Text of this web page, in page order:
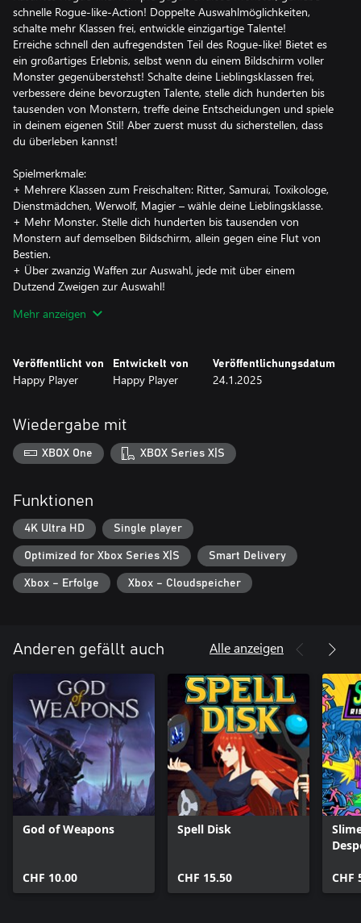
schnelle Rogue-like-Action! Doppelte Auswahlmöglichkeiten,
schalte mehr Klassen frei, entwickle einzigartige Talente!
Erreiche schnell den aufregendsten Teil des Rogue-like! Bietet es
ein großartiges Erlebnis, selbst wenn du einem Bildschirm voller
Monster gegenüberstehst! Schalte deine Lieblingsklassen frei,
verbessere deine bevorzugten Talente, stelle dich hunderten bis
tausenden von Monstern, treffe deine Entscheidungen und spiele
in deinem eigenen Stil! Aber zuerst musst du sicherstellen, dass
du überleben kannst!
Spielmerkmale:
+ Mehrere Klassen zum Freischalten: Ritter, Samurai, Toxikologe,
Dienstmädchen, Werwolf, Magier – wähle deine Lieblingsklasse.
+ Mehr Monster. Stelle dich hunderten bis tausenden von
Monstern auf demselben Bildschirm, allein gegen eine Flut von
Bestien.
+ Über zwanzig Waffen zur Auswahl, jede mit über einem
Dutzend Zweigen zur Auswahl!
deinem einzigartigen Stil!
Mehr anzeigen
Veröffentlicht von
Happy Player
Entwickelt von
Happy Player
Veröffentlichungsdatum
24.1.2025
Wiedergabe mit
XBOX One XBOX Series X|S
Funktionen
4K Ultra HD Single player
Optimized for Xbox Series X|S Smart Delivery
Xbox – Erfolge Xbox – Cloudspeicher
Anderen gefällt auch Alle anzeigen
God of Weapons
CHF 10.00
Spell Disk
CHF 15.50 CHF